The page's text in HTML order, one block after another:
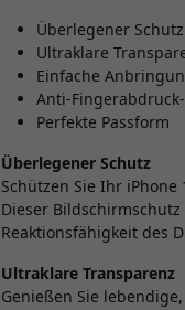
Überlegener Schutz
Ultraklare
Einfache
Anti-
Perfekte Passform
Überlegener Schutz
Schützen Sie Ihr
Dieser
Reaktionsfähigkeit des
Ultraklare Transparenz
Genießen Sie